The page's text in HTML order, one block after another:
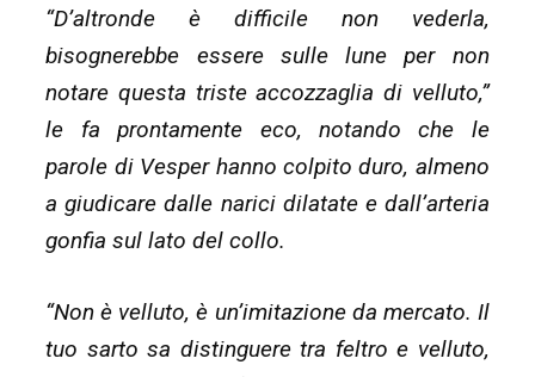
“D’altronde è difficile non vederla,
bisognerebbe essere sulle lune per non
notare questa triste accozzaglia di velluto,”
le fa prontamente eco, notando che le
parole di Vesper hanno colpito duro, almeno
a giudicare dalle narici dilatate e dall’arteria
gonfia sul lato del collo.
“Non è velluto, è un’imitazione da mercato. Il
tuo sarto sa distinguere tra feltro e velluto,